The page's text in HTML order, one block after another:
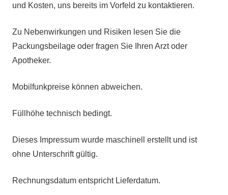
und Kosten, uns bereits im Vorfeld zu kontaktieren.
Zu Nebenwirkungen und Risiken lesen Sie die
Packungsbeilage oder fragen Sie Ihren Arzt oder
Apotheker.
Mobilfunkpreise können abweichen.
Füllhöhe technisch bedingt.
Dieses Impressum wurde maschinell erstellt und ist
ohne Unterschrift gültig.
Rechnungsdatum entspricht Lieferdatum.